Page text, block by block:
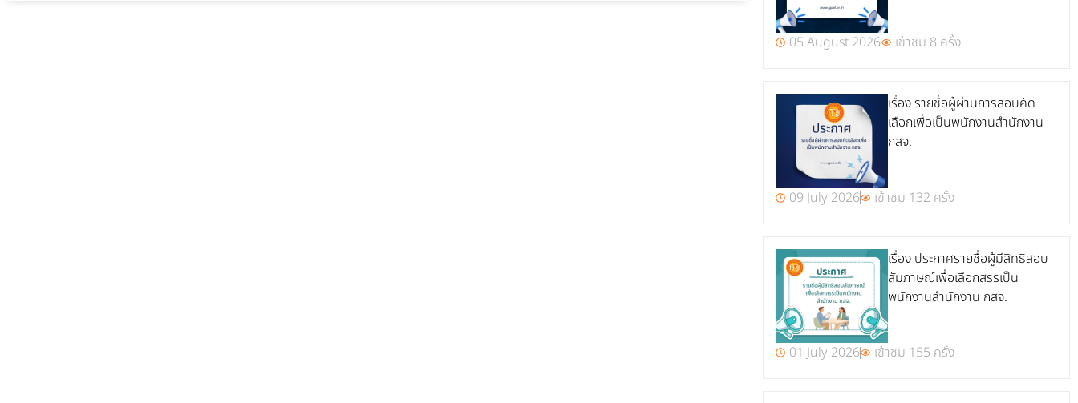
05 August 2026 เข้าชม 8 ครั้ง
เรื่อง รายชื่อผู้ผ่านการสอบคัด
เลือกเพื่อเป็นพนักงานสำนักงาน
กสจ.
09 July 2026 เข้าชม 132 ครั้ง
เรื่อง ประกาศรายชื่อผู้มีสิทธิสอบ
สัมภาษณ์เพื่อเลือกสรรเป็น
พนักงานสำนักงาน กสจ.
01 July 2026 เข้าชม 155 ครั้ง